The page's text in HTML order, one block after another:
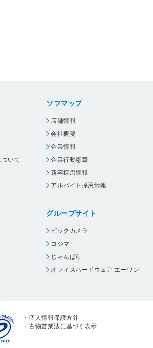
ついて
ソフマップ
店舗情報
会社概要
企業情報
企業行動憲章
新卒採用情報
アルバイト採用情報
グループサイト
ビックカメラ
コジマ
じゃんぱら
オフィスハードウェア エーワン
・個人情報保護方針
・古物営業法に基づく表示